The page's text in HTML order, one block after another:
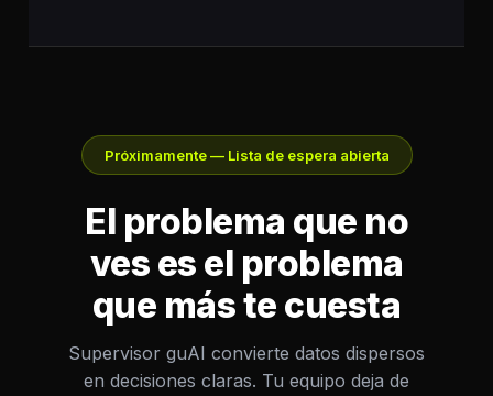
Próximamente — Lista de espera abierta
El problema que no
ves es el problema
que más te cuesta
Supervisor guAI convierte datos dispersos
en decisiones claras. Tu equipo deja de